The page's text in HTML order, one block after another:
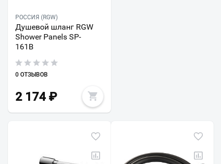
РОССИЯ (RGW)
Душевой шланг RGW
Shower Panels SP-
161B
0 ОТЗЫВОВ
2 174 ₽